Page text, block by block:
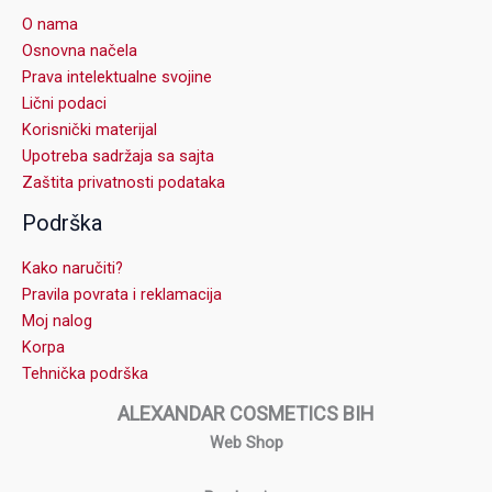
O nama
Osnovna načela
Prava intelektualne svojine
Lični podaci
Korisnički materijal
Upotreba sadržaja sa sajta
Zaštita privatnosti podataka
Podrška
Kako naručiti?
Pravila povrata i reklamacija
Moj nalog
Korpa
Tehnička podrška
ALEXANDAR COSMETICS BIH
Web Shop